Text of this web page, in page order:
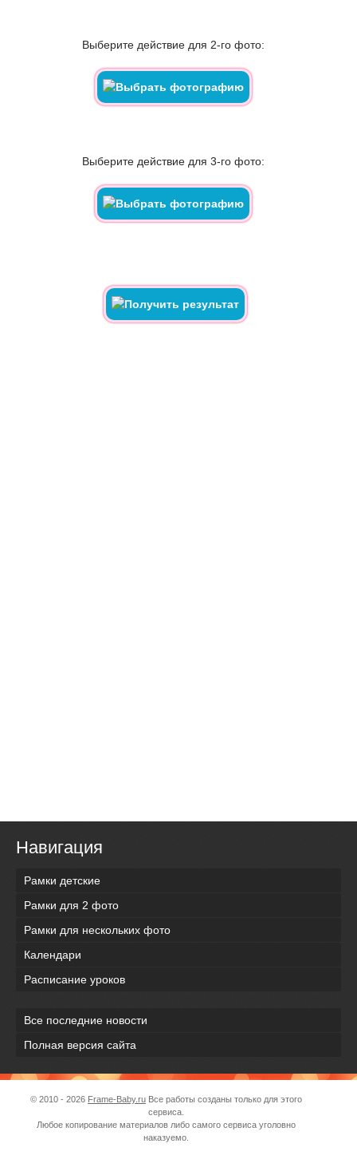
Выберите действие для 2-го фото:
Выберите действие для 3-го фото:
Навигация
Рамки детские
Рамки для 2 фото
Рамки для нескольких фото
Календари
Расписание уроков
Все последние новости
Полная версия сайта
© 2010 - 2026 Frame-Baby.ru Все работы созданы только для этого
сервиса.
Любое копирование материалов либо самого сервиса уголовно
наказуемо.